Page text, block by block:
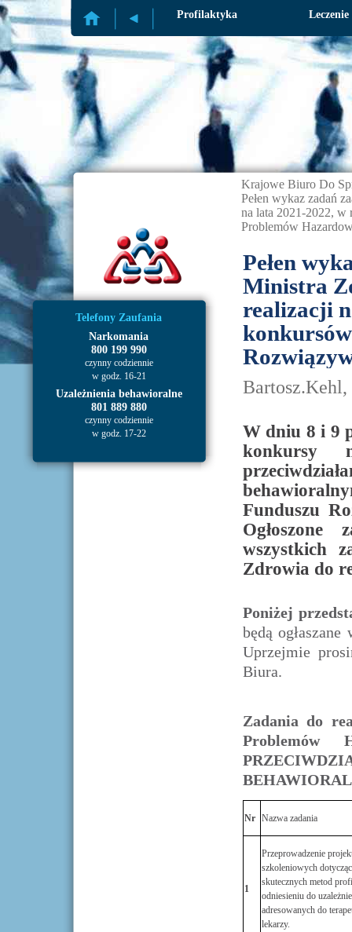
Profilaktyka Leczenie
Telefony Zaufania
Narkomania
800 199 990
czynny codziennie
w godz. 16-21
Uzależnienia behawioralne
801 889 880
czynny codziennie
w godz. 17-22
Krajowe Biuro Do
Pełen wykaz zadań
na lata 2021-2022,
Problemów
Pełen
Ministra
realizacji
W dniu 8 i 9
konkursy
Funduszu
Ogłoszone
wszystkich
Zdrowia do
Poniżej
będą
Uprzejmie
Biura.
Zadania do
Problemów
Nr Nazwa zadania
1
Przeprowadzenie
szkoleniowych
skutecznych metod
odniesieniu do
adresowanych do
lekarzy.